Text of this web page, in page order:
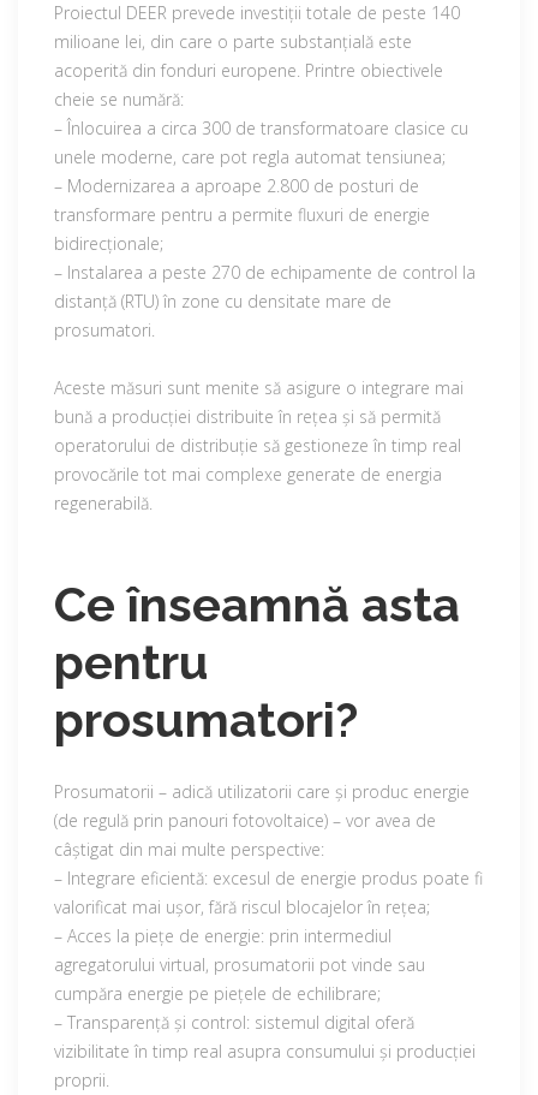
Proiectul DEER prevede investiții totale de peste 140
milioane lei, din care o parte substanțială este
acoperită din fonduri europene. Printre obiectivele
cheie se numără:
– Înlocuirea a circa 300 de transformatoare clasice cu
unele moderne, care pot regla automat tensiunea;
– Modernizarea a aproape 2.800 de posturi de
transformare pentru a permite fluxuri de energie
bidirecționale;
– Instalarea a peste 270 de echipamente de control la
distanță (RTU) în zone cu densitate mare de
prosumatori.
Aceste măsuri sunt menite să asigure o integrare mai
bună a producției distribuite în rețea și să permită
operatorului de distribuție să gestioneze în timp real
provocările tot mai complexe generate de energia
regenerabilă.
Ce înseamnă asta
pentru
prosumatori?
Prosumatorii – adică utilizatorii care și produc energie
(de regulă prin panouri fotovoltaice) – vor avea de
câștigat din mai multe perspective:
– Integrare eficientă: excesul de energie produs poate fi
valorificat mai ușor, fără riscul blocajelor în rețea;
– Acces la piețe de energie: prin intermediul
agregatorului virtual, prosumatorii pot vinde sau
cumpăra energie pe piețele de echilibrare;
– Transparență și control: sistemul digital oferă
vizibilitate în timp real asupra consumului și producției
proprii.